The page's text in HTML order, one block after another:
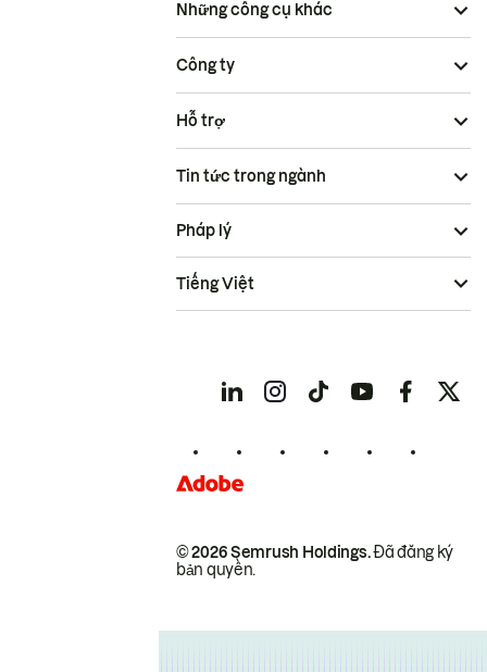
Những công cụ khác
Công ty
Hỗ trợ
Tin tức trong ngành
© 2026 Semrush Holdings.Đã đăng ký
bản quyền.
Pháp lý
Tiếng Việt